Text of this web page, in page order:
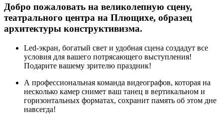
Добро пожаловать на великолепную сцену,
театрального центра на Плющихе, образец
архитектуры конструктивизма.
Led-экран, богатый свет и удобная сцена создадут все
условия для вашего потрясающего выступления!
Подарите вашему зрителю праздник!
А профессиональная команда видеографов, которая на
несколько камер снимет ваш танец в вертикальном и
горизонтальных форматах, сохранит память об этом дне
навсегда!